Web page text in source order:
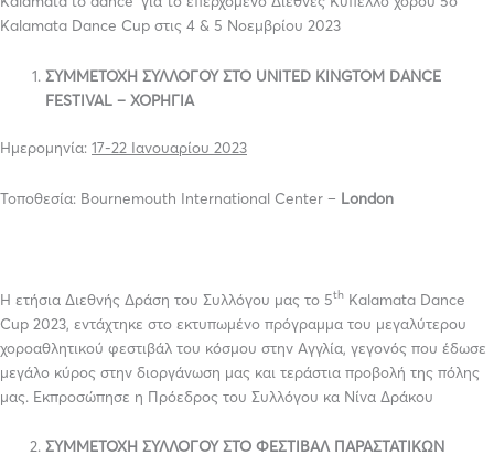
Kalamata Dance Cup στις 4 & 5 Νοεμβρίου 2023
ΣΥΜΜΕΤΟΧΗ ΣΥΛΛΟΓΟΥ ΣΤΟ UNITED KINGTOM DANCE
FESTIVAL –ΧΟΡΗΓΙΑ
Ημερομηνία: 17-22 Ιανουαρίου 2023
Τοποθεσία: Bournemouth International Center – London
Η ετήσια Διεθνής Δράση του Συλλόγου μας το 5th Kalamata Dance
Cup 2023, εντάχτηκε στο εκτυπωμένο πρόγραμμα του μεγαλύτερου
χοροαθλητικού φεστιβάλ του κόσμου στην Αγγλία, γεγονός που έδωσε
μεγάλο κύρος στην διοργάνωση μας και τεράστια προβολή της πόλης
μας. Εκπροσώπησε η Πρόεδρος του Συλλόγου κα Νίνα Δράκου
ΣΥΜΜΕΤΟΧΗ ΣΥΛΛΟΓΟΥ ΣΤΟ ΦΕΣΤΙΒΑΛ ΠΑΡΑΣΤΑΤΙΚΩΝ